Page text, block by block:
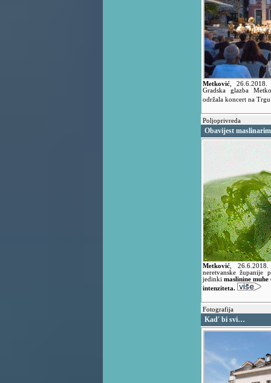
Metković
Gradska glazba
održala koncert na
Poljoprivreda
Obavijest
Metković ,
neretvanske županije
jedinkimaslinine muhe
intenziteta.
Fotografija
Kad' bi svi…